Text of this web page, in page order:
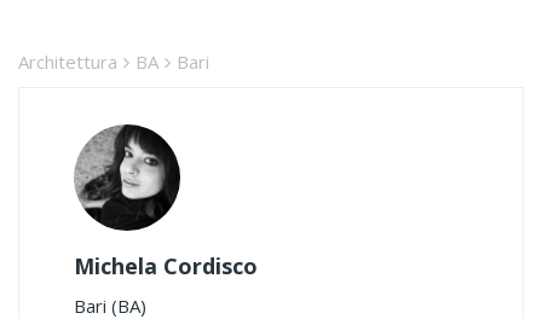
Architettura BA Bari
Michela Cordisco
Bari (BA)